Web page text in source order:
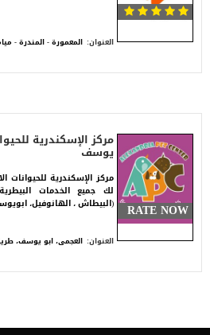
العنوان: المعمورة - المندرة -
RATE NOW
مركز الإسكندرية
يوسف
مركز الإسكندرية للحيوانات
لك جميع الخدمات
(البيطاش ، الهانوفيل،
العنوان: